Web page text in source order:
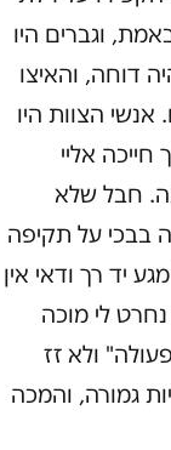
וגברים היו
דוחה, והאיצו
אנשי הצוות היו
אליי
חבל שלא
בבכי על תקיפה
יד רך ודאי אין
לי מוכה
ולא זז
גמורה, והמכה